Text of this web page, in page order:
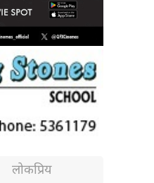
लोकप्रिय